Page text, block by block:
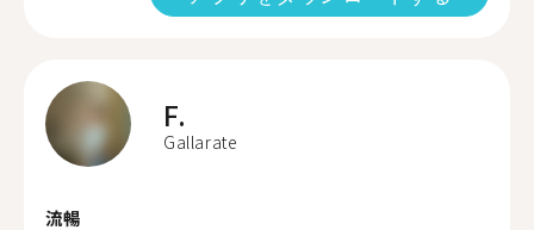
F.
Gallarate
流暢